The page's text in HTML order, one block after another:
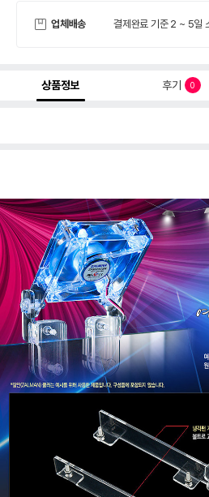
업체배송 결제완료 기준 2 ~ 5일
상품정보 후기 0